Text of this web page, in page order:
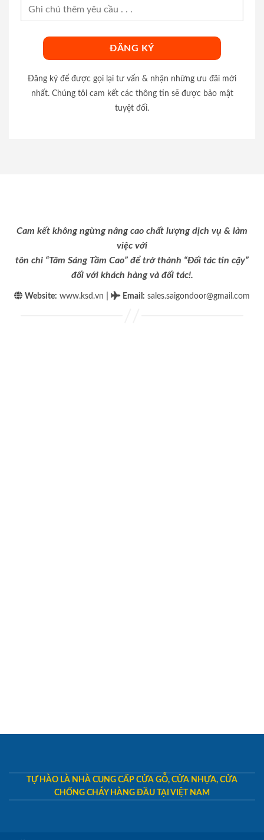
Đăng ký để được gọi lại tư vấn & nhận những ưu đãi mới
nhất. Chúng tôi cam kết các thông tin sẽ được bảo mật
tuyệt đối.
Cam kết không ngừng nâng cao chất lượng dịch vụ & làm
việc với
tôn chỉ “Tâm Sáng Tầm Cao” để trở thành “Đối tác tin cậy”
đối với khách hàng và đối tác!.
Website: www.ksd.vn Email : sales.saigondoor@gmail.com
TỰ HÀO LÀ NHÀ CUNG CẤP CỬA GỖ, CỬA NHỰA, CỬA
CHỐNG CHÁY HÀNG ĐẦU TẠI VIỆT NAM